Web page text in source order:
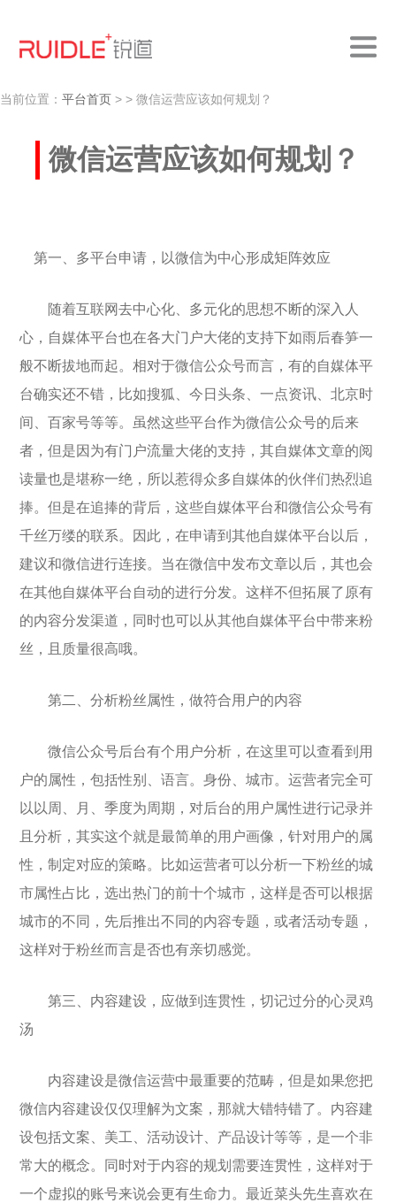
当前位置： 平台首页 > > 微信运营应该如何规划？
微信运营应该如何规划？
第一、多平台申请，以微信为中心形成矩阵效应
随着互联网去中心化、多元化的思想不断的深入人
心，自媒体平台也在各大门户大佬的支持下如雨后春笋一
般不断拔地而起。相对于微信公众号而言，有的自媒体平
台确实还不错，比如搜狐、今日头条、一点资讯、北京时
间、百家号等等。虽然这些平台作为微信公众号的后来
者，但是因为有门户流量大佬的支持，其自媒体文章的阅
读量也是堪称一绝，所以惹得众多自媒体的伙伴们热烈追
捧。但是在追捧的背后，这些自媒体平台和微信公众号有
千丝万缕的联系。因此，在申请到其他自媒体平台以后，
建议和微信进行连接。当在微信中发布文章以后，其也会
在其他自媒体平台自动的进行分发。这样不但拓展了原有
的内容分发渠道，同时也可以从其他自媒体平台中带来粉
丝，且质量很高哦。
第二、分析粉丝属性，做符合用户的内容
微信公众号后台有个用户分析，在这里可以查看到用
户的属性，包括性别、语言。身份、城市。运营者完全可
以以周、月、季度为周期，对后台的用户属性进行记录并
且分析，其实这个就是最简单的用户画像，针对用户的属
性，制定对应的策略。比如运营者可以分析一下粉丝的城
市属性占比，选出热门的前十个城市，这样是否可以根据
城市的不同，先后推出不同的内容专题，或者活动专题，
这样对于粉丝而言是否也有亲切感觉。
第三、内容建设，应做到连贯性，切记过分的心灵鸡
汤
内容建设是微信运营中最重要的范畴，但是如果您把
微信内容建设仅仅理解为文案，那就大错特错了。内容建
设包括文案、美工、活动设计、产品设计等等，是一个非
常大的概念。同时对于内容的规划需要连贯性，这样对于
一个虚拟的账号来说会更有生命力。最近菜头先生喜欢在